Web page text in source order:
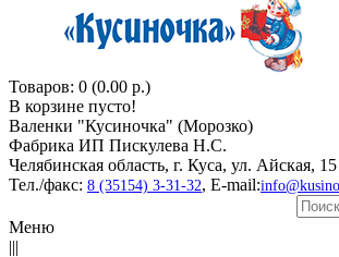
Товаров: 0 (0.00 р.)
В корзине пусто!
Валенки "Кусиночкa" (Морозко)
Фабрика ИП Пискулева Н.С.
Челябинская область, г. Куса, ул. Айская, 15
Тел./факс: 8 (35154) 3-31-32, E-mail:
Меню
|||